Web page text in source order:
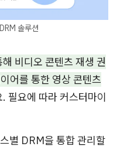
솔루션
비디오 콘텐츠 재생 권
어를 통한 영상 콘텐츠
필요에 따라 커스터마이
별 DRM을 통합 관리할